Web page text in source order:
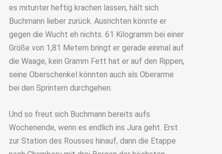
es mitunter heftig krachen lassen, hält sich
Buchmann lieber zurück. Ausrichten könnte er
gegen die Wucht eh nichts. 61 Kilogramm bei einer
Größe von 1,81 Metern bringt er gerade einmal auf
die Waage, kein Gramm Fett hat er auf den Rippen,
seine Oberschenkel könnten auch als Oberarme
bei den Sprintern durchgehen.
Und so freut sich Buchmann bereits aufs
Wochenende, wenn es endlich ins Jura geht. Erst
zur Station des Rousses hinauf, dann die Etappe